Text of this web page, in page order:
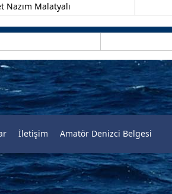
Nazım Malatyalı
İletişim Amatör Denizci Belgesi